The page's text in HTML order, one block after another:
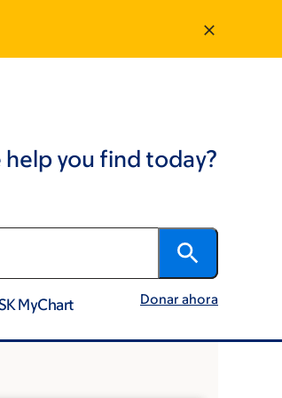
help you find today?
MyChart Donar ahora